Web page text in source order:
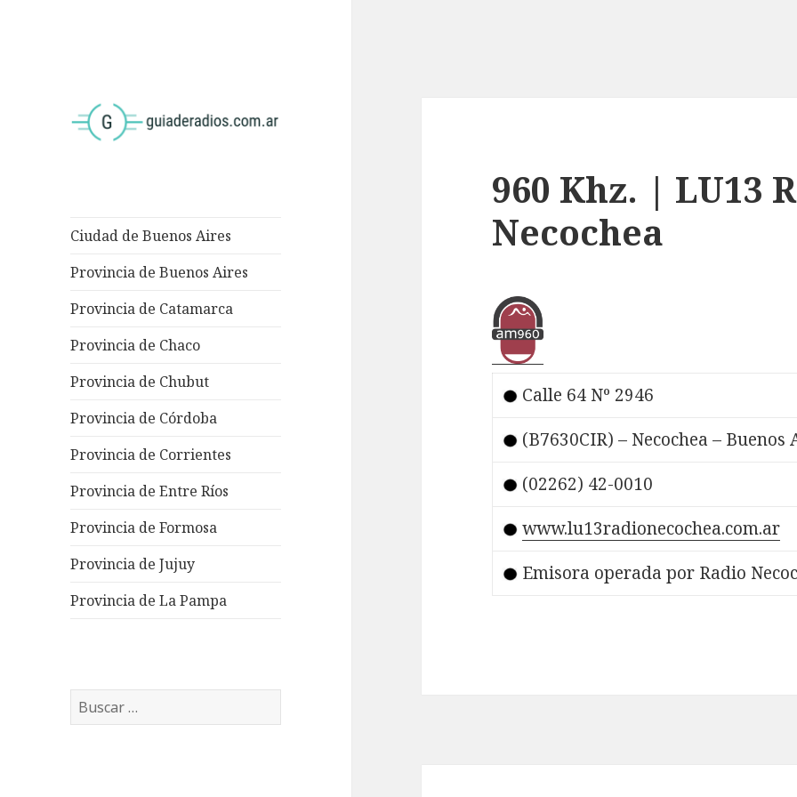
Ciudad de Buenos Aires
Provincia de Buenos Aires
Provincia de Catamarca
Provincia de Chaco
Provincia de Chubut
Provincia de Córdoba
Provincia de Corrientes
Provincia de Entre Ríos
Provincia de Formosa
Provincia de Jujuy
Provincia de La Pampa
Buscar:
960 Khz. | LU13
Necochea
Calle 64 Nº 2946
(B7630CIR) – Necochea – Buenos
(02262) 42-0010
www.lu13radionecochea.com.ar
Emisora operada por Radio